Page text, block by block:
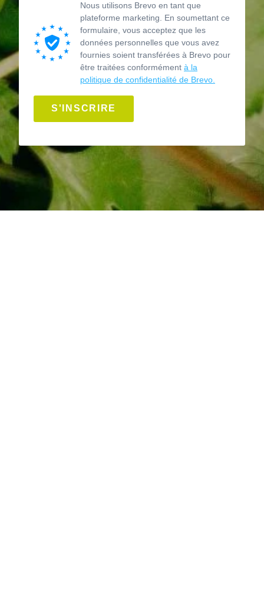
Nous utilisons Brevo en tant que
plateforme marketing. En soumettant ce
formulaire, vous acceptez que les
données personnelles que vous avez
fournies soient transférées à Brevo pour
être traitées conformément à la
politique de confidentialité de Brevo.
S'INSCRIRE